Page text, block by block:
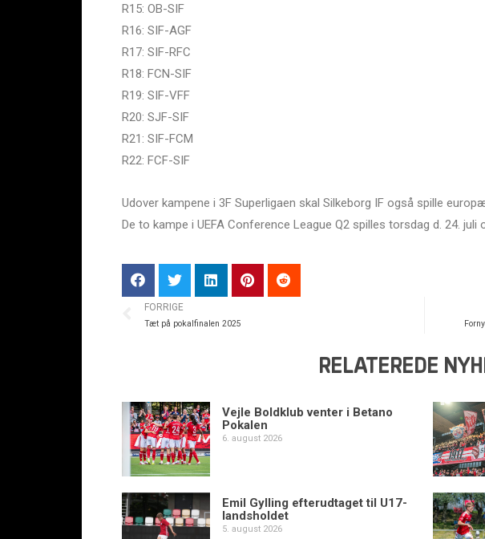
R15: OB-SIF
R16: SIF-AGF
R17: SIF-RFC
R18: FCN-SIF
R19: SIF-VFF
R20: SJF-SIF
R21: SIF-FCM
R22: FCF-SIF
Udover kampene i 3F Superligaen skal Silkeborg IF også spille
De to kampe i UEFA Conference League Q2 spilles torsdag d. 24. juli
FORRIGE
Tæt på pokalfinalen 2025
RELATEREDE
Vejle Boldklub venter i Betano
Pokalen
6. august 2026
Emil Gylling efterudtaget til U17-
landsholdet
5. august 2026